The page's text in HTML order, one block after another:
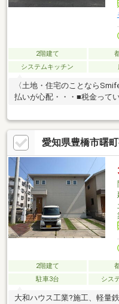
2階建て
システムキッチン
〈土地・住宅のことなら
払いが心配・・・■税金って
め、何でもSmife豊橋支店に
を、しっかりとサポートい
くさん！三本木町の7DKの中
帯でのご利用もできます。
(約910m)豊橋市立東郷中学
予約・ご相談などお気軽にお
愛知県豊橋市曙
2階建て
駐車3台
シス
大和ハウス工業?施工、軽量